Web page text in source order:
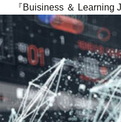
『Buisiness ＆